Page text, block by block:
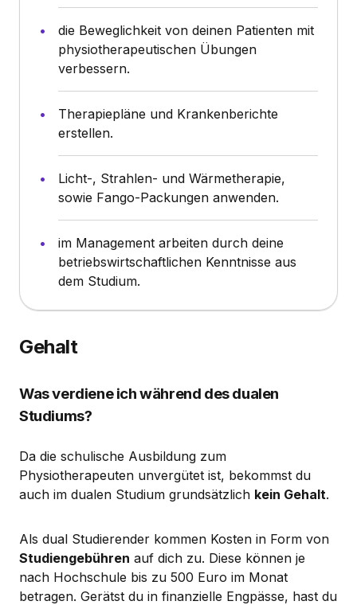
die Beweglichkeit von deinen Patienten mit
physiotherapeutischen Übungen
verbessern.
Therapiepläne und Krankenberichte
erstellen.
Licht-, Strahlen- und Wärmetherapie,
sowie Fango-Packungen anwenden.
im Management arbeiten durch deine
betriebswirtschaftlichen Kenntnisse aus
dem Studium.
Gehalt
Was verdiene ich während des dualen
Studiums?
Da die schulische Ausbildung zum
Physiotherapeuten unvergütet ist, bekommst du
auch im dualen Studium grundsätzlich kein Gehalt.
Als dual Studierender kommen Kosten in Form von
Studiengebühren auf dich zu. Diese können je
nach Hochschule bis zu 500 Euro im Monat
betragen. Gerätst du in finanzielle Engpässe, hast du